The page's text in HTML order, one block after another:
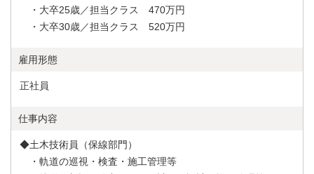
・大卒25歳／担当クラス 470万円
・大卒30歳／担当クラス 520万円
雇用形態
正社員
仕事内容
◆土木技術員（保線部門）
・軌道の巡視・検査・施工管理等